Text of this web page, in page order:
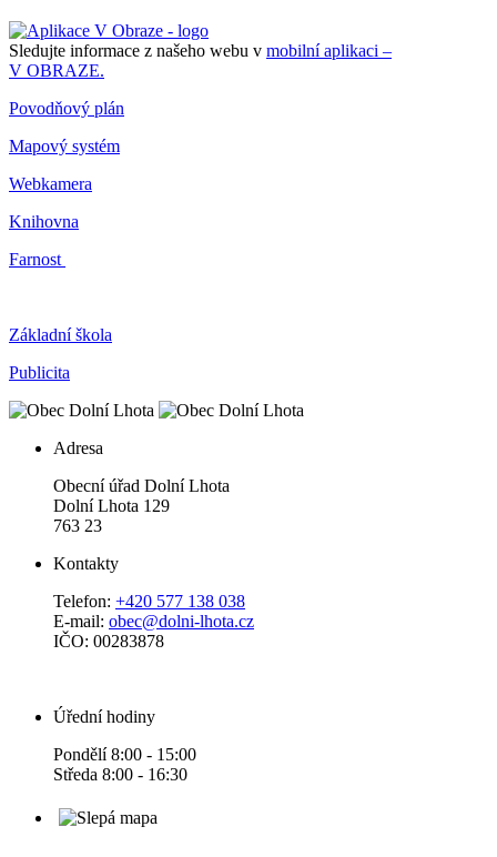
Sledujte informace z našeho webu v mobilní aplikaci –
V OBRAZE.
Povodňový plán
Mapový systém
Webkamera
Knihovna
Farnost
Základní škola
Publicita
Adresa
Obecní úřad Dolní Lhota
Dolní Lhota 129
763 23
Kontakty
Telefon: +420 577 138 038
E-mail: obec@dolni-lhota.cz
IČO: 00283878
Úřední hodiny
Pondělí 8:00 - 15:00
Středa 8:00 - 16:30